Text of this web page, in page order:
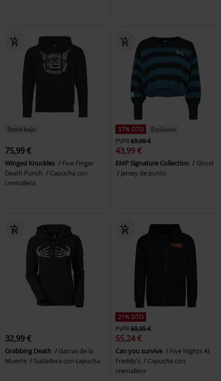
Stock bajo
75,99 €
Winged Knuckles
Five Finger
Death Punch
Capucha con
cremallera
37% DTO
Exclusivo
PVPR69,99 €
43,99 €
EMP Signature Collection
Ghost
Jersey de punto
32,99 €
Grabbing Death
Garras de la
Muerte
Sudadera con capucha
21% DTO
PVPR69,95 €
55,24 €
Can you survive
Five Nights At
Freddy's
Capucha con
cremallera